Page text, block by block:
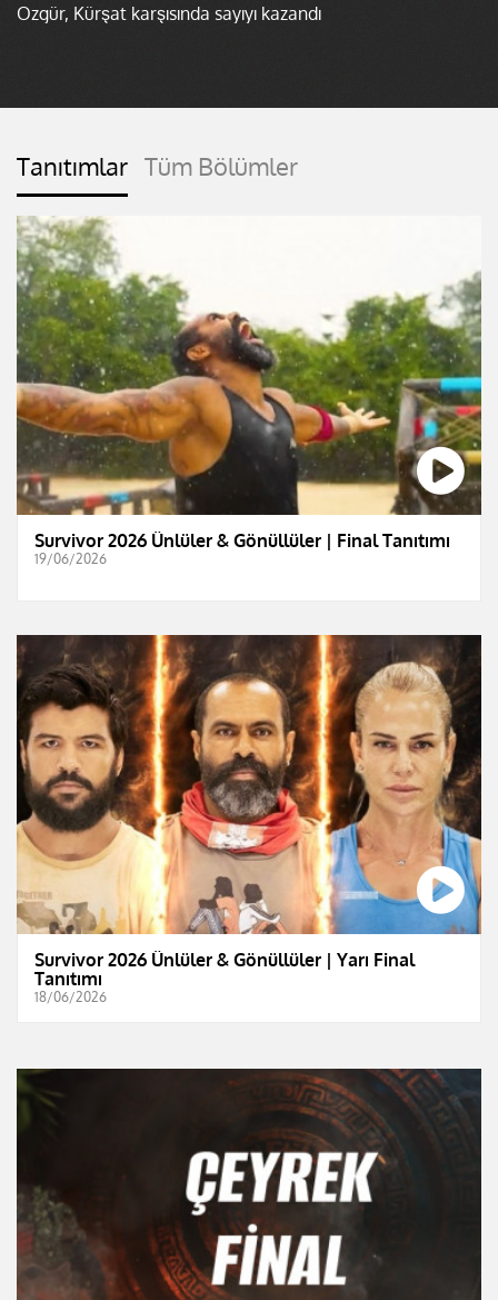
Özgür, Kürşat karşısında sayıyı kazandı
Tanıtımlar Tüm Bölümler
Survivor 2026 Ünlüler & Gönüllüler | Final Tanıtımı
19/06/2026
Survivor 2026 Ünlüler & Gönüllüler | Yarı Final
Tanıtımı
18/06/2026